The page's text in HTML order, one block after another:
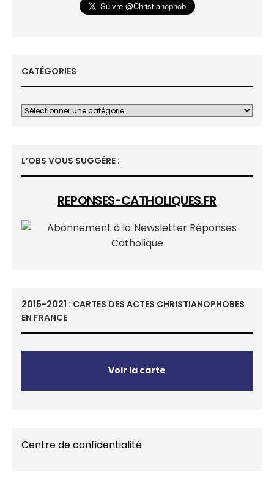
CATÉGORIES
L’OBS VOUS SUGGÈRE :
REPONSES-CATHOLIQUES.FR
2015-2021 : CARTES DES ACTES CHRISTIANOPHOBES
EN FRANCE
Voir la carte
Centre de confidentialité